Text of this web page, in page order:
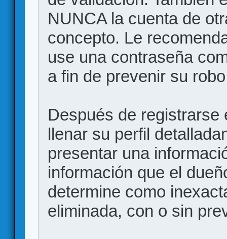
NUNCA la cuenta de
concepto. Le
use una contraseña
a fin de prevenir su
Después de registrarse
llenar su perfil
presentar una
información que el
determine como
eliminada, con o sin